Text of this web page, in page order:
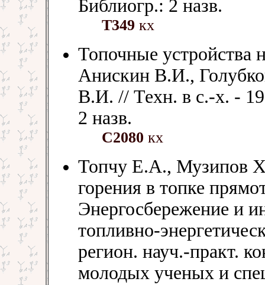
Библиогр.: 2 назв.
Т349 кх
Топочные устройства
Анискин В.И.,
В.И. // Техн. в с.-х. -
2 назв.
С2080 кх
Топчу Е.А., Музипов
горения в топке
Энергосбережение и
топливно-
регион. науч.-практ.
молодых ученых и